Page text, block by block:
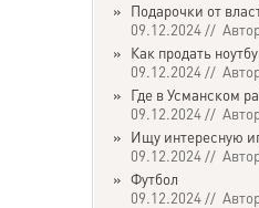
» Подарочки от
09.12.2024 //
» Как продать
09.12.2024 //
» Где в Усманском
09.12.2024 //
» Ищу интересную
09.12.2024 //
» Футбол
09.12.2024 //